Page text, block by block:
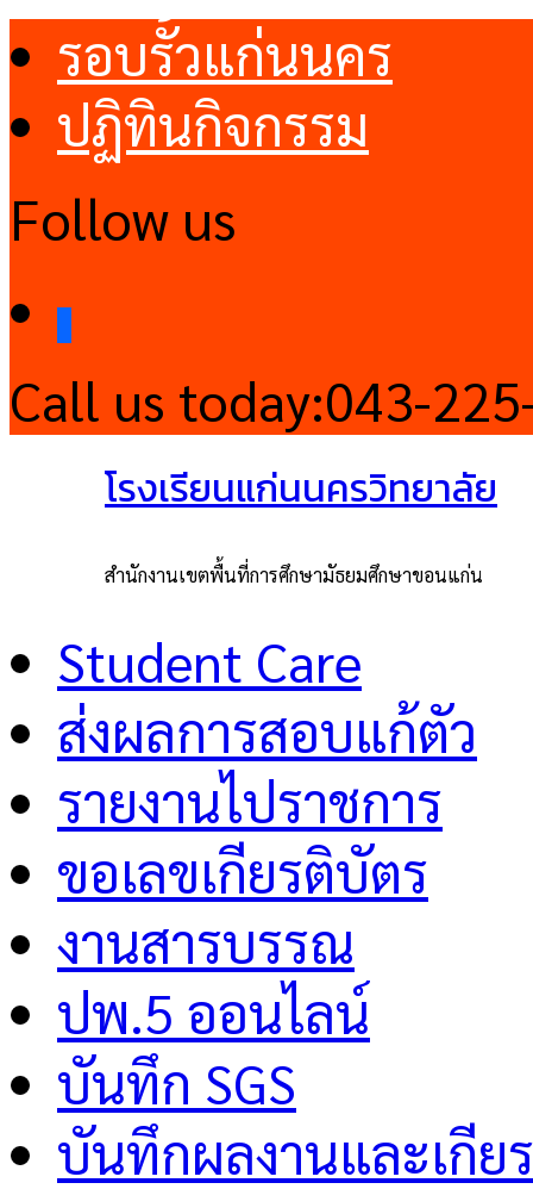
รอบรั้วแก่นนคร
ปฏิทินกิจกรรม
Follow us
Call us today:043-
โรงเรียนแก่นนครวิทยาลัย
สำนักงานเขตพื้นที่การศึกษามัธยมศึกษาขอนแก่น
Student Care
ส่งผลการสอบแก้ตัว
รายงานไปราชการ
ขอเลขเกียรติบัตร
งานสารบรรณ
ปพ.5 ออนไลน์
บันทึก SGS
บันทึกผลงานและเกีย